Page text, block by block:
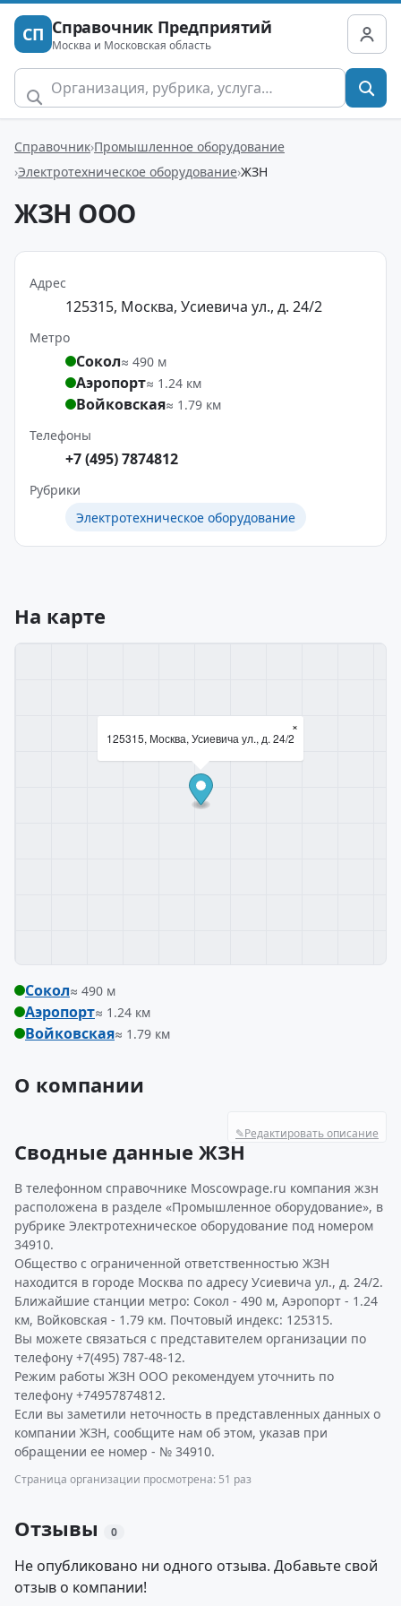
СП Справочник Предприятий
Москва и Московская область
Справочник Промышленное оборудование
Электротехническое оборудование ЖЗН
ЖЗН ООО
Адрес
125315, Москва, Усиевича ул., д. 24/2
Метро
Сокол≈ 490 м
Аэропорт≈ 1.24 км
Войковская≈ 1.79 км
Телефоны
+7 (495) 7874812
Рубрики
Электротехническое оборудование
На карте
125315, Москва, Усиевича ул., д. 24/2
×
Сокол≈ 490 м
Аэропорт≈ 1.24 км
Войковская≈ 1.79 км
О компании
✎Редактировать описание
Сводные данные ЖЗН
В телефонном справочнике Moscowpage.ru компания жзн
расположена в разделе «Промышленное оборудование», в
рубрике Электротехническое оборудование под номером
34910.
Общество с ограниченной ответственностью ЖЗН
находится в городе Москва по адресу Усиевича ул., д. 24/2.
Ближайшие станции метро: Сокол - 490 м, Аэропорт - 1.24
км, Войковская - 1.79 км. Почтовый индекс: 125315.
Вы можете связаться с представителем организации по
телефону +7(495) 787-48-12.
Режим работы ЖЗН ООО рекомендуем уточнить по
телефону +74957874812.
Если вы заметили неточность в представленных данных о
компании ЖЗН, сообщите нам об этом, указав при
обращении ее номер - № 34910.
Страница организации просмотрена: 51 раз
Отзывы 0
Не опубликовано ни одного отзыва. Добавьте свой
отзыв о компании!